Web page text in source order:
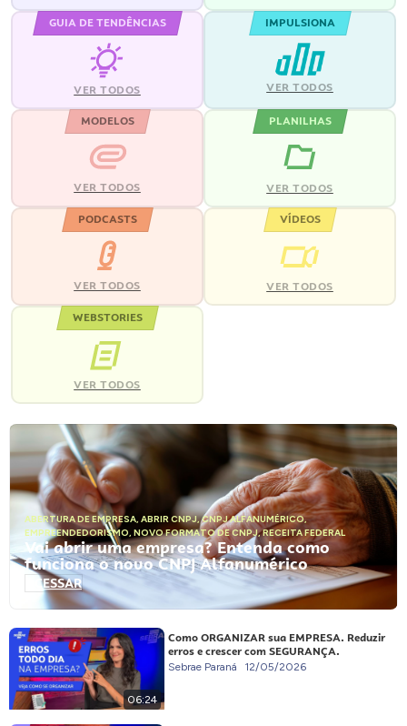
GUIA DE TENDÊNCIAS
VER TODOS
IMPULSIONA
VER TODOS
MODELOS
VER TODOS
PLANILHAS
VER TODOS
PODCASTS
VER TODOS
VÍDEOS
VER TODOS
WEBSTORIES
VER TODOS
ABERTURA DE EMPRESA, ABRIR CNPJ,CNPJ ALFANUMÉRICO,
EMPREENDEDORISMO, NOVO FORMATO DE CNPJ,RECEITA FEDERAL
Vai abrir uma empresa? Entenda como
funciona o novo CNPJ Alfanumérico
ACESSAR
06:24
Como ORGANIZAR sua EMPRESA. Reduzir
erros e crescer com SEGURANÇA.
Sebrae Paraná 12/05/2026